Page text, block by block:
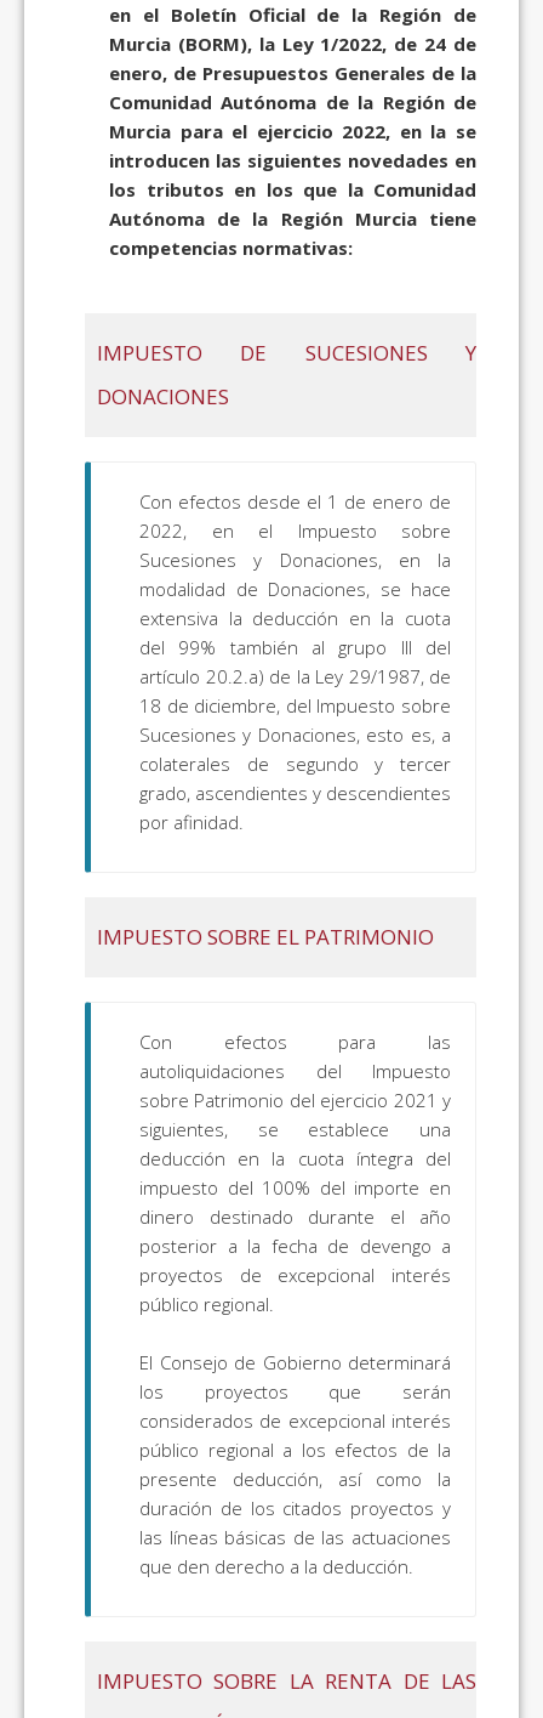
en el Boletín Oficial de la Región de
Murcia (BORM), la Ley 1/2022, de 24 de
enero, de Presupuestos Generales de la
Comunidad Autónoma de la Región de
Murcia para el ejercicio 2022, en la se
introducen las siguientes novedades en
los tributos en los que la Comunidad
Autónoma de la Región Murcia tiene
competencias normativas:
IMPUESTO DE SUCESIONES Y
DONACIONES
Con efectos desde el 1 de enero de
2022, en el Impuesto sobre
Sucesiones y Donaciones, en la
modalidad de Donaciones, se hace
extensiva la deducción en la cuota
del 99% también al grupo III del
artículo 20.2.a) de la Ley 29/1987, de
18 de diciembre, del Impuesto sobre
Sucesiones y Donaciones, esto es, a
colaterales de segundo y tercer
grado, ascendientes y descendientes
por afinidad.
IMPUESTO SOBRE EL PATRIMONIO
Con efectos para las
autoliquidaciones del Impuesto
sobre Patrimonio del ejercicio 2021 y
siguientes, se establece una
deducción en la cuota íntegra del
impuesto del 100% del importe en
dinero destinado durante el año
posterior a la fecha de devengo a
proyectos de excepcional interés
público regional.
El Consejo de Gobierno determinará
los proyectos que serán
considerados de excepcional interés
público regional a los efectos de la
presente deducción, así como la
duración de los citados proyectos y
las líneas básicas de las actuaciones
que den derecho a la deducción.
IMPUESTO SOBRE LA RENTA DE LAS